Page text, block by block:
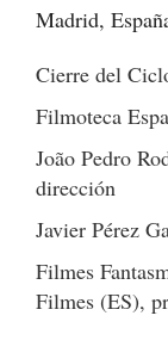
Madrid,
Cierre del
Filmoteca
João Pedro
dirección
Javier Pérez
Filmes
Filmes (ES),